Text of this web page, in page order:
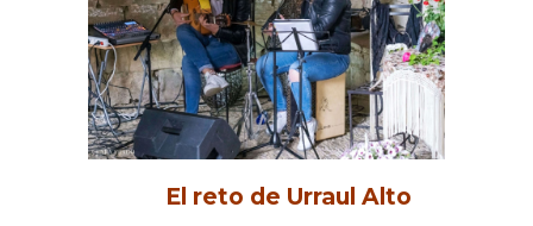
El reto de Urraul Alto